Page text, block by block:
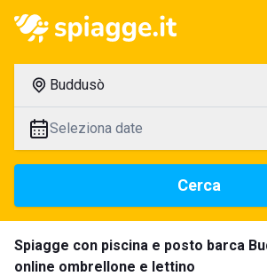
Buddusò
Seleziona date
Cerca
Spiagge con piscina e posto barca
online ombrellone e lettino